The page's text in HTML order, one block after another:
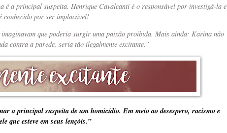
é a principal suspeita. Henrique Cavalcanti é o responsável por investigá-la e
conhecido por ser implacável!
que poderia surgir uma paixão proibida. Mais ainda: Karina não
contra a parede, seria tão ilegalmente excitante.”
a principal suspeita de um homicídio. Em meio ao desespero, racismo e
que esteve em seus lençóis.”